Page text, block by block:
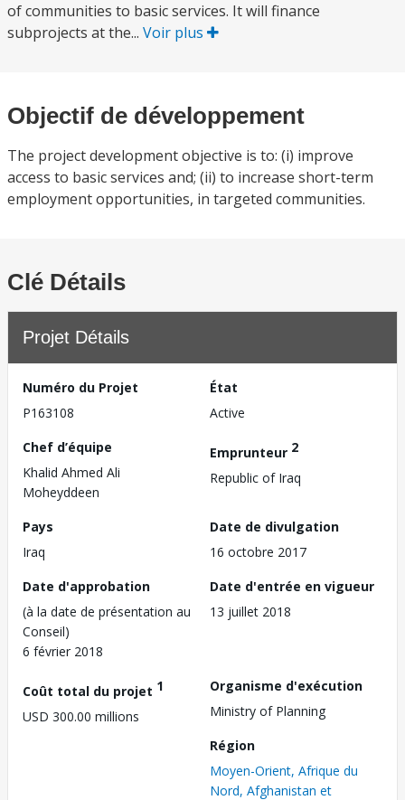
of communities to basic services. It will finance
subprojects at the... Voir plus
Objectif de développement
The project development objective is to: (i) improve
access to basic services and; (ii) to increase short-term
employment opportunities, in targeted communities.
Clé Détails
Projet Détails
Numéro du Projet
P163108
État
Active
Chef d’équipe
Khalid Ahmed Ali
Moheyddeen
Emprunteur 2
Republic of Iraq
Pays
Iraq
Date de divulgation
16 octobre 2017
Date d'approbation
(à la date de présentation au
Conseil)
6 février 2018
Date d'entrée en vigueur
13 juillet 2018
Coût total du projet 1
USD 300.00 millions
Organisme d'exécution
Ministry of Planning
Région
Moyen-Orient, Afrique du
Nord, Afghanistan et